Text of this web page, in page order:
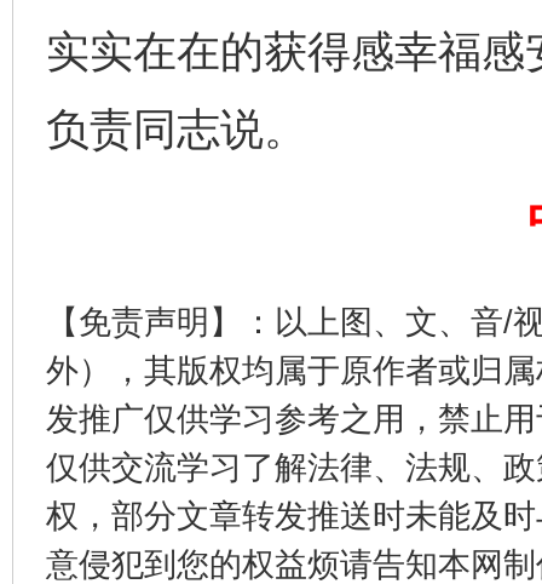
实实在在的获得感幸福
负责同志说。
【免责声明】：以上图、文、音/
外），其版权均属于原作者或归
发推广仅供学习参考之用，禁止
仅供交流学习了解法律、法规、
权，部分文章转发推送时未能及
意侵犯到您的权益烦请告知本网